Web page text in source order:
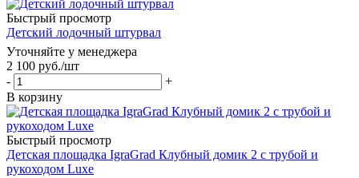
Быстрый просмотр
Детский лодочный штурвал
Уточняйте у менеджера
2 100 руб./шт
-
+
В корзину
Быстрый просмотр
Детская площадка IgraGrad Клубный домик 2 с трубой и
рукоходом Luxe